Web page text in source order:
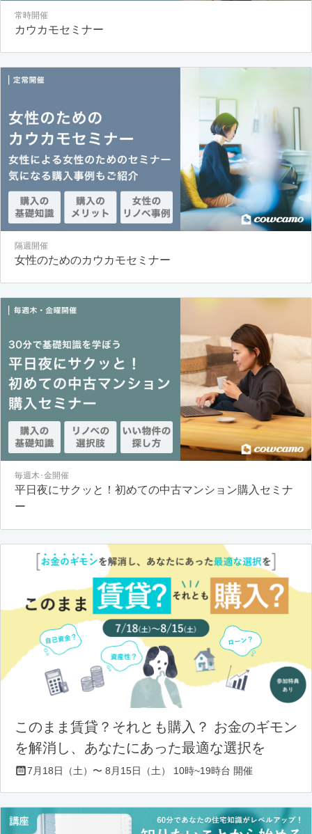
常時開催
カウカモセミナー
隔週開催
女性のためのカウカモセミナー
毎週木･金開催
平日夜にサクッと！初めての中古マンション購入セミナ
ー
このまま賃貸？それとも購入？ お金のギモン
を解消し、あなたにあった最適な選択を
7月18日（土）〜 8月15日（土） 10時~19時台 開催